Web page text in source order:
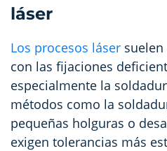
láser
Los procesos láser
con las fijaciones
especialmente la
métodos como la
pequeñas holguras o
exigen tolerancias más